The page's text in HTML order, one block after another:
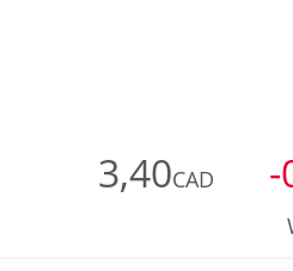
3,40CAD -